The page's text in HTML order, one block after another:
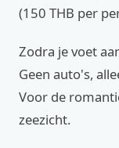
(150 THB per
Zodra je voet
Geen auto's,
Voor de
zeezicht.